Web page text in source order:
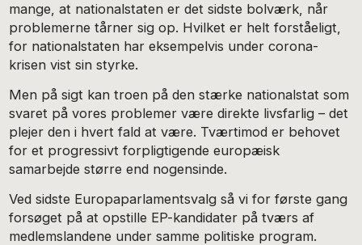
mange, at nationalstaten er det sidste bolværk, når
problemerne tårner sig op. Hvilket er helt forståeligt,
for nationalstaten har eksempelvis under corona-
krisen vist sin styrke.
Men på sigt kan troen på den stærke nationalstat som
svaret på vores problemer være direkte livsfarlig – det
plejer den i hvert fald at være. Tværtimod er behovet
for et progressivt forpligtigende europæisk
samarbejde større end nogensinde.
Ved sidste Europaparlamentsvalg så vi for første gang
forsøget på at opstille EP-kandidater på tværs af
medlemslandene under samme politiske program.